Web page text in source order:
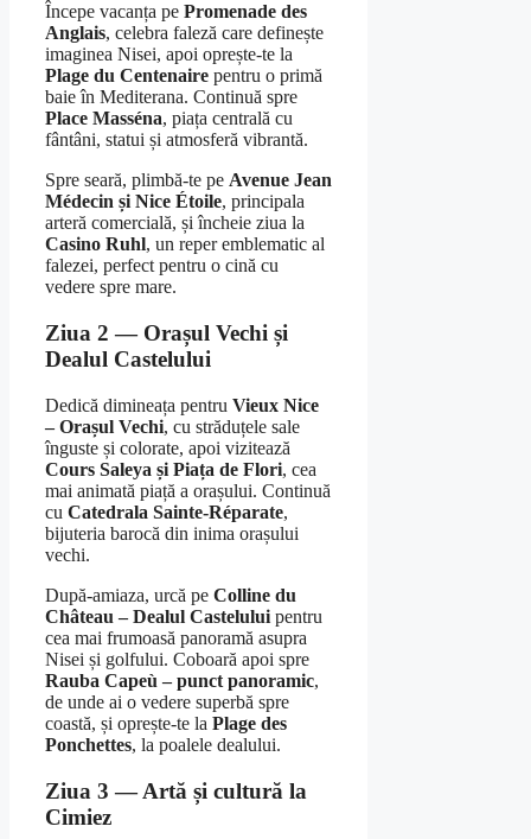
Începe vacanța pe Promenade des
Anglais, celebra faleză care definește
imaginea Nisei, apoi oprește-te la
Plage du Centenaire pentru o primă
baie în Mediterana. Continuă spre
Place Masséna, piața centrală cu
fântâni, statui și atmosferă vibrantă.
Spre seară, plimbă-te pe Avenue Jean
Médecin și Nice Étoile, principala
arteră comercială, și încheie ziua la
Casino Ruhl, un reper emblematic al
falezei, perfect pentru o cină cu
vedere spre mare.
Ziua 2 — Orașul Vechi și
Dealul Castelului
Dedică dimineața pentru Vieux Nice
– Orașul Vechi, cu străduțele sale
înguste și colorate, apoi vizitează
Cours Saleya și Piața de Flori, cea
mai animată piață a orașului. Continuă
cu Catedrala Sainte-Réparate,
bijuteria barocă din inima orașului
vechi.
După-amiaza, urcă pe Colline du
Château – Dealul Castelului pentru
cea mai frumoasă panoramă asupra
Nisei și golfului. Coboară apoi spre
Rauba Capeù – punct panoramic,
de unde ai o vedere superbă spre
coastă, și oprește-te la Plage des
Ponchettes, la poalele dealului.
Ziua 3 — Artă și cultură la
Cimiez